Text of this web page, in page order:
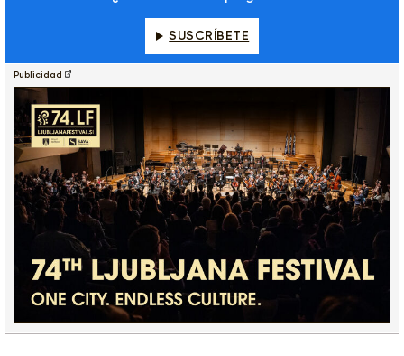
SUSCRÍBETE
Publicidad